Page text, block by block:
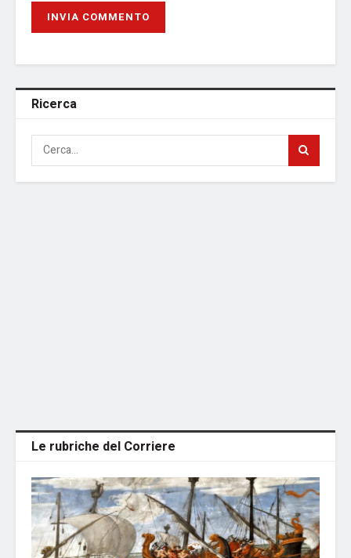
Ricerca
Le rubriche del Corriere